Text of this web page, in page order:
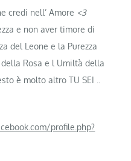
credi nell’ Amore <3
e non aver timore di
del Leone e la Purezza
Rosa e l Umiltà della
è molto altro TU SEI ..
profile.php?